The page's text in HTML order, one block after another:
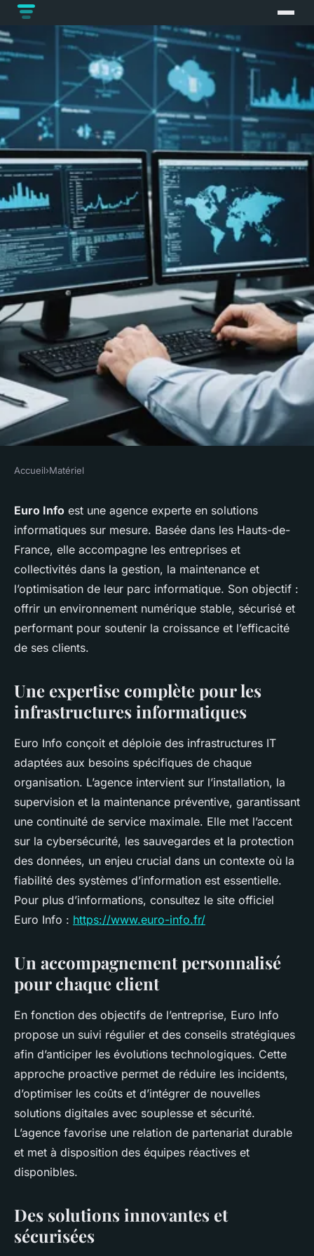
Euro Info : votre partenaire en
gestion et sécurité des
systèmes d'information
admin•16 septembre 2025•2 min de lecture
Accueil›Matériel
Euro Info est une agence experte en solutions
informatiques sur mesure. Basée dans les Hauts-de-
France, elle accompagne les entreprises et
collectivités dans la gestion, la maintenance et
l’optimisation de leur parc informatique. Son objectif :
offrir un environnement numérique stable, sécurisé et
performant pour soutenir la croissance et l’efficacité
de ses clients.
Une expertise complète pour les
infrastructures informatiques
Euro Info conçoit et déploie des infrastructures IT
adaptées aux besoins spécifiques de chaque
organisation. L’agence intervient sur l’installation, la
supervision et la maintenance préventive, garantissant
une continuité de service maximale. Elle met l’accent
sur la cybersécurité, les sauvegardes et la protection
des données, un enjeu crucial dans un contexte où la
fiabilité des systèmes d’information est essentielle.
Pour plus d’informations, consultez le site officiel
Euro Info : https://www.euro-info.fr/
Un accompagnement personnalisé
pour chaque client
En fonction des objectifs de l’entreprise, Euro Info
propose un suivi régulier et des conseils stratégiques
afin d’anticiper les évolutions technologiques. Cette
approche proactive permet de réduire les incidents,
d’optimiser les coûts et d’intégrer de nouvelles
solutions digitales avec souplesse et sécurité.
L’agence favorise une relation de partenariat durable
et met à disposition des équipes réactives et
disponibles.
Des solutions innovantes et
sécurisées